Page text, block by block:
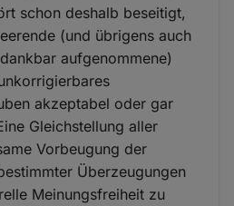
schon deshalb beseitigt,
(und übrigens auch
aufgenommene)
akzeptabel oder gar
Gleichstellung aller
Vorbeugung der
Überzeugungen
Meinungsfreiheit zu